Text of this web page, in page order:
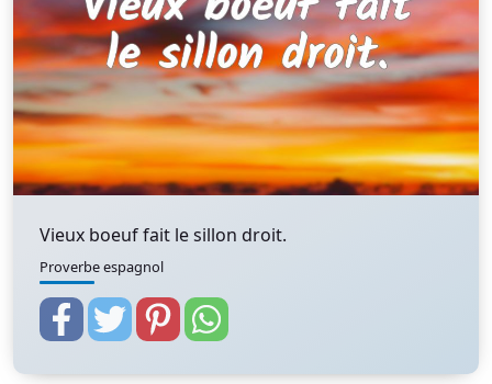
Vieux boeuf fait le sillon droit.
Proverbe espagnol